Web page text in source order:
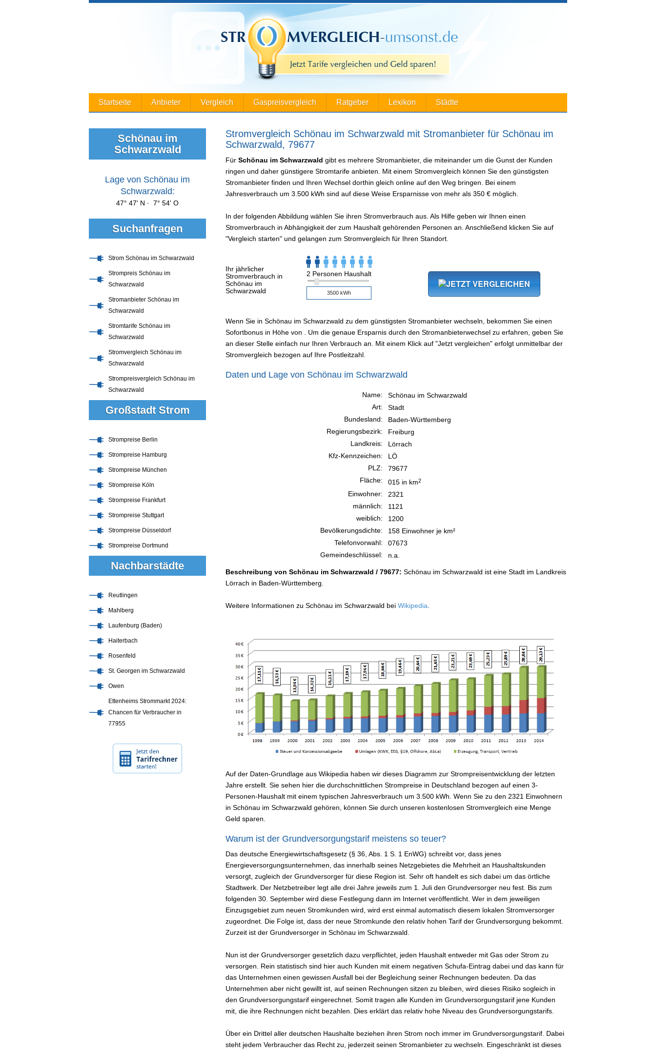
Startseite Anbieter Vergleich Gaspreisvergleich Ratgeber Lexikon Städte
Stromvergleich Schönau im Schwarzwald mit Stromanbieter für Schönau im
Schwarzwald, 79677
Für Schönau im Schwarzwald gibt es mehrere Stromanbieter, die miteinander um die Gunst der Kunden
ringen und daher günstigere Stromtarife anbieten. Mit einem Stromvergleich können Sie den günstigsten
Stromanbieter finden und Ihren Wechsel dorthin gleich online auf den Weg bringen. Bei einem
Jahresverbrauch um 3.500 kWh sind auf diese Weise Ersparnisse von mehr als 350 € möglich.
In der folgenden Abbildung wählen Sie ihren Stromverbrauch aus. Als Hilfe geben wir Ihnen einen
Stromverbrauch in Abhängigkeit der zum Haushalt gehörenden Personen an. Anschließend klicken Sie auf
"Vergleich starten" und gelangen zum Stromvergleich für Ihren Standort.
Ihr jährlicher
Stromverbrauch in
Schönau im
Schwarzwald
2 Personen Haushalt
Wenn Sie in Schönau im Schwarzwald zu dem günstigsten Stromanbieter wechseln, bekommen Sie einen
Sofortbonus in Höhe von . Um die genaue Ersparnis durch den Stromanbieterwechsel zu erfahren, geben Sie
an dieser Stelle einfach nur Ihren Verbrauch an. Mit einem Klick auf "Jetzt vergleichen" erfolgt unmittelbar der
Stromvergleich bezogen auf Ihre Postleitzahl.
Daten und Lage von Schönau im Schwarzwald
Name:
Schönau im Schwarzwald
Art:
Stadt
Bundesland:
Baden-Württemberg
Regierungsbezirk:
Freiburg
Landkreis:
Lörrach
Kfz-Kennzeichen:
LÖ
PLZ:
79677
Fläche:
015 in km2
Einwohner:
2321
männlich:
1121
weiblich:
1200
Bevölkerungsdichte:
158 Einwohner je km²
Telefonvorwahl:
07673
Gemeindeschlüssel:
n.a.
Beschreibung von Schönau im Schwarzwald / 79677: Schönau im Schwarzwald ist eine Stadt im Landkreis
Lörrach in Baden-Württemberg.
Weitere Informationen zu Schönau im Schwarzwald bei Wikipedia
Auf der Daten-Grundlage aus Wikipedia haben wir dieses Diagramm zur Strompreisentwicklung der letzten
Jahre erstellt. Sie sehen hier die durchschnittlichen Strompreise in Deutschland bezogen auf einen 3-
Personen-Haushalt mit einem typischen Jahresverbrauch um 3.500 kWh. Wenn Sie zu den 2321 Einwohnern
in Schönau im Schwarzwald gehören, können Sie durch unseren kostenlosen Stromvergleich eine Menge
Geld sparen.
Warum ist der Grundversorgungstarif meistens so teuer?
Das deutsche Energiewirtschaftsgesetz (§ 36, Abs. 1 S. 1 EnWG) schreibt vor, dass jenes
Energieversorgungsunternehmen, das innerhalb seines Netzgebietes die Mehrheit an Haushaltskunden
versorgt, zugleich der Grundversorger für diese Region ist. Sehr oft handelt es sich dabei um das örtliche
Stadtwerk. Der Netzbetreiber legt alle drei Jahre jeweils zum 1. Juli den Grundversorger neu fest. Bis zum
folgenden 30. September wird diese Festlegung dann im Internet veröffentlicht. Wer in dem jeweiligen
Einzugsgebiet zum neuen Stromkunden wird, wird erst einmal automatisch diesem lokalen Stromversorger
zugeordnet. Die Folge ist, dass der neue Stromkunde den relativ hohen Tarif der Grundversorgung bekommt.
Zurzeit ist der Grundversorger in Schönau im Schwarzwald.
Nun ist der Grundversorger gesetzlich dazu verpflichtet, jeden Haushalt entweder mit Gas oder Strom zu
versorgen. Rein statistisch sind hier auch Kunden mit einem negativen Schufa-Eintrag dabei und das kann für
das Unternehmen einen gewissen Ausfall bei der Begleichung seiner Rechnungen bedeuten. Da das
Unternehmen aber nicht gewillt ist, auf seinen Rechnungen sitzen zu bleiben, wird dieses Risiko sogleich in
den Grundversorgungstarif eingerechnet. Somit tragen alle Kunden im Grundversorgungstarif jene Kunden
mit, die ihre Rechnungen nicht bezahlen. Dies erklärt das relativ hohe Niveau des Grundversorgungstarifs.
Über ein Drittel aller deutschen Haushalte beziehen ihren Strom noch immer im Grundversorgungstarif. Dabei
steht jedem Verbraucher das Recht zu, jederzeit seinen Stromanbieter zu wechseln. Eingeschränkt ist dieses
Schönau im
Schwarzwald
Lage von Schönau im
Schwarzwald:
47° 47' N · 7° 54' O
Suchanfragen
Strom Schönau im Schwarzwald
Strompreis Schönau im
Schwarzwald
Stromanbieter Schönau im
Schwarzwald
Stromtarife Schönau im
Schwarzwald
Stromvergleich Schönau im
Schwarzwald
Strompreisvergleich Schönau im
Schwarzwald
Großstadt Strom
Strompreise Berlin
Strompreise Hamburg
Strompreise München
Strompreise Köln
Strompreise Frankfurt
Strompreise Stuttgart
Strompreise Düsseldorf
Strompreise Dortmund
Nachbarstädte
Reutlingen
Mahlberg
Laufenburg (Baden)
Haiterbach
Rosenfeld
St. Georgen im Schwarzwald
Owen
Ettenheims Strommarkt 2024:
Chancen für Verbraucher in
77955